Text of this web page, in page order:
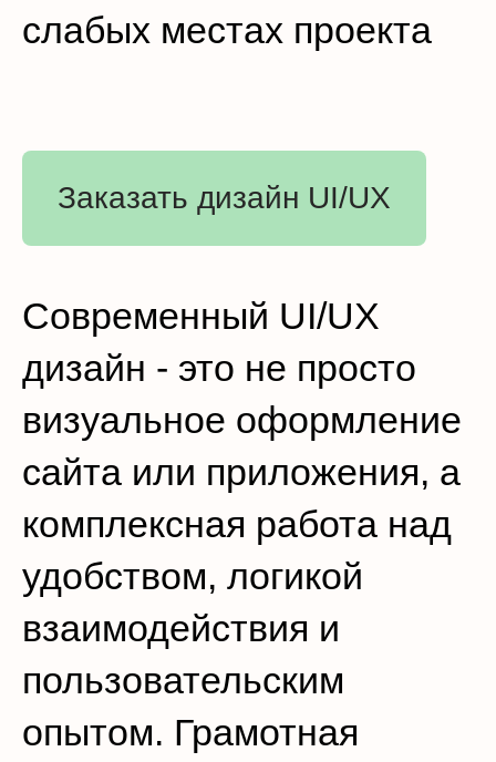
слабых местах проекта
Заказать дизайн UI/UX
Современный UI/UX
дизайн - это не просто
визуальное оформление
сайта или приложения, а
комплексная работа над
удобством, логикой
взаимодействия и
пользовательским
опытом. Грамотная